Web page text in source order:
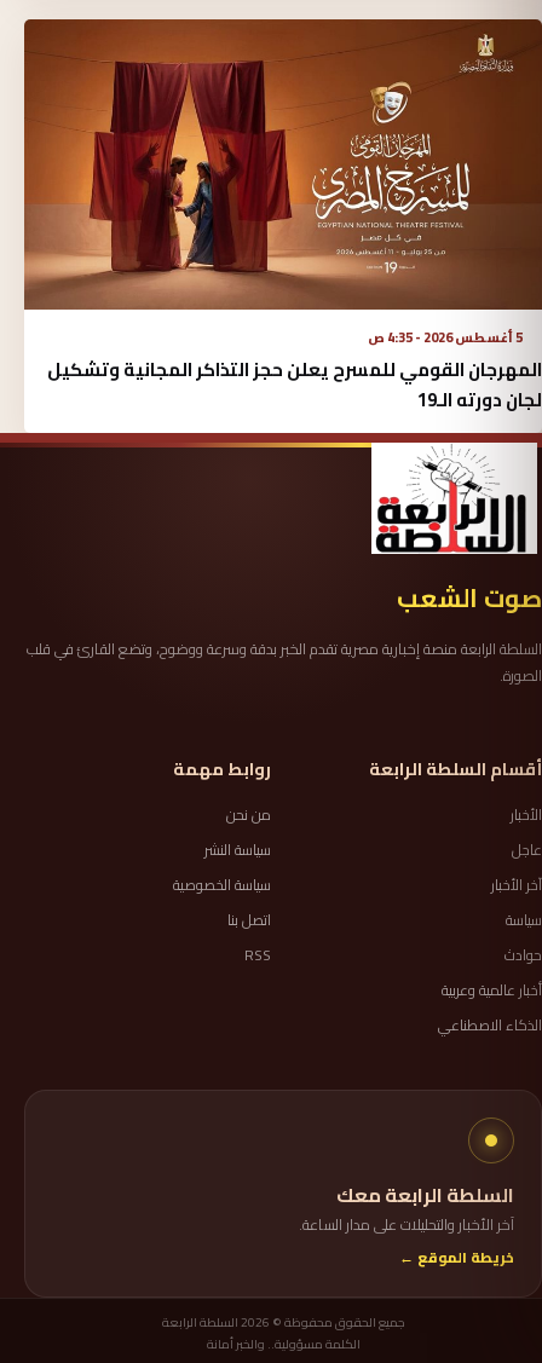
5 أغسطس 2026 - 4:35 ص
المهرجان القومي للمسرح يعلن حجز التذاكر المجانية وتشكيل
لجان دورته الـ19
صوت الشعب
السلطة الرابعة منصة إخبارية مصرية تقدم الخبر بدقة وسرعة ووضوح، وتضع القارئ في قلب
الصورة.
أقسام السلطة الرابعة
الأخبار
عاجل
آخر الأخبار
سياسة
حوادث
أخبار عالمية وعربية
الذكاء الاصطناعي
روابط مهمة
من نحن
سياسة النشر
سياسة الخصوصية
اتصل بنا
RSS
السلطة الرابعة معك
آخر الأخبار والتحليلات على مدار الساعة.
خريطة الموقع ←
جميع الحقوق محفوظة © 2026 السلطة الرابعة
الكلمة مسؤولية.. والخبر أمانة